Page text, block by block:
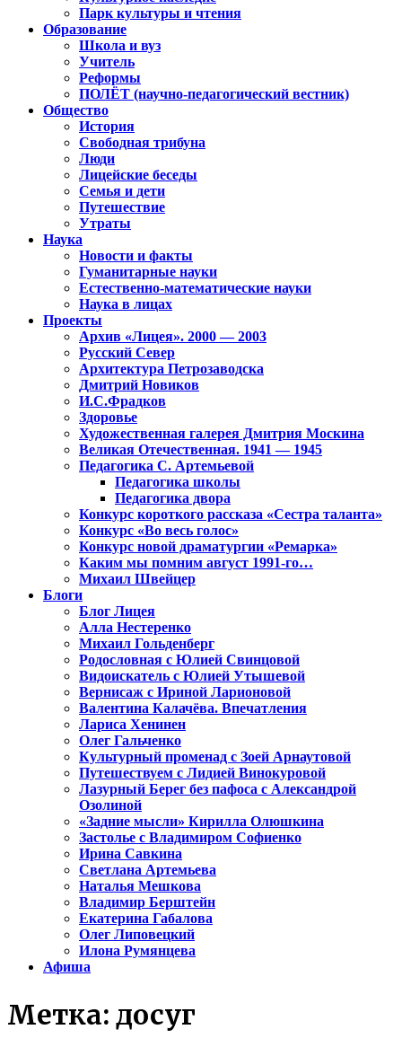
Парк культуры и чтения
Образование
Школа и вуз
Учитель
Реформы
ПОЛЁТ (научно-педагогический вестник)
Общество
История
Свободная трибуна
Люди
Лицейские беседы
Семья и дети
Путешествие
Утраты
Наука
Новости и факты
Гуманитарные науки
Естественно-математические науки
Наука в лицах
Проекты
Архив «Лицея». 2000 — 2003
Русский Север
Архитектура Петрозаводска
Дмитрий Новиков
И.С.Фрадков
Здоровье
Художественная галерея Дмитрия Москина
Великая Отечественная. 1941 — 1945
Педагогика С. Артемьевой
Педагогика школы
Педагогика двора
Конкурс короткого рассказа «Сестра таланта»
Конкурс «Во весь голос»
Конкурс новой драматургии «Ремарка»
Каким мы помним август 1991-го…
Михаил Швейцер
Блоги
Блог Лицея
Алла Нестеренко
Михаил Гольденберг
Родословная с Юлией Свинцовой
Видоискатель с Юлией Утышевой
Вернисаж с Ириной Ларионовой
Валентина Калачёва. Впечатления
Лариса Хенинен
Олег Гальченко
Культурный променад с Зоей Арнаутовой
Путешествуем с Лидией Винокуровой
Лазурный Берег без пафоса с Александрой
Озолиной
«Задние мысли» Кирилла Олюшкина
Застолье с Владимиром Софиенко
Ирина Савкина
Светлана Артемьева
Наталья Мешкова
Владимир Берштейн
Екатерина Габалова
Олег Липовецкий
Илона Румянцева
Афиша
Метка: досуг